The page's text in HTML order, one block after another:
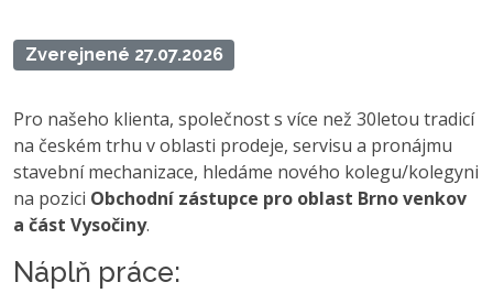
Zverejnené 27.07.2026
Pro našeho klienta, společnost s více než 30letou tradicí
na českém trhu v oblasti prodeje, servisu a pronájmu
stavební mechanizace, hledáme nového kolegu/kolegyni
na pozici Obchodní zástupce pro oblast Brno venkov
a část Vysočiny.
Náplň práce: